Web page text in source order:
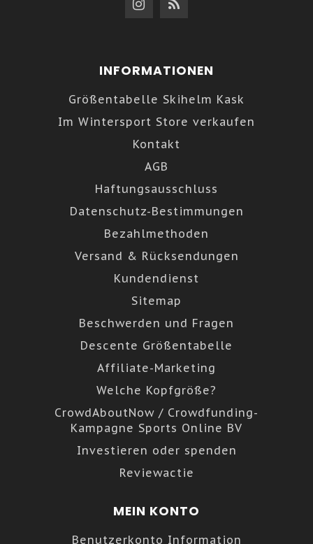
INFORMATIONEN
Größentabelle Skihelm Kask
Im Wintersport Store verkaufen
Kontakt
AGB
Haftungsausschluss
Datenschutz-Bestimmungen
Bezahlmethoden
Versand & Rücksendungen
Kundendienst
Sitemap
Beschwerden und Fragen
Descente Größentabelle
Affiliate-Marketing
Welche Kopfgröße?
CrowdAboutNow / Crowdfunding-
Kampagne Sports Online BV
Investieren oder spenden
Reviewactie
MEIN KONTO
Benutzerkonto Information